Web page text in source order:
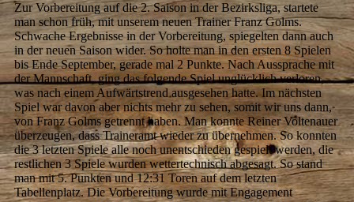
Zur Vorbereitung auf die 2. Saison in der Bezirksliga, startete
man schon früh, mit unserem neuen Trainer Franz Golms.
Schwache Ergebnisse in der Vorbereitung, spiegelten dann auch
in der neuen Saison wider. So holte man in den ersten 8 Spielen
bis Ende September, gerade mal 2 Punkte. Nach Aussprache mit
der Mannschaft, ging das folgende Spiel unglücklich verloren,
was nach einem Aufwärtstrend ausgesehen hatte. Im nächsten
Spiel war davon aber nichts mehr zu sehen, somit wir uns dann,
von Franz Golms getrennt haben. Man konnte Reiner Voltenauer
überzeugen, dass Traineramt wieder zu übernehmen. So konnten
die 3 letzten Spiele alle noch unentschieden gespielt werden, die
restlichen 3 Spiele wurden wettertechnisch abgesagt. So stand
man mit 5. Punkten und 12:31 Toren auf dem letzten
Tabellenplatz. Die Vorbereitung wurde mit Engagement